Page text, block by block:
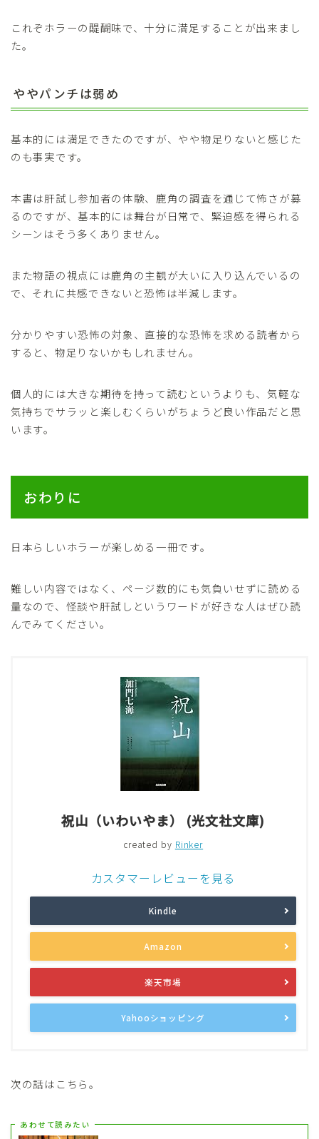
これぞホラーの醍醐味で、十分に満足することが出来まし
た。
ややパンチは弱め
基本的には満足できたのですが、やや物足りないと感じた
のも事実です。
本書は肝試し参加者の体験、鹿角の調査を通じて怖さが募
るのですが、基本的には舞台が日常で、緊迫感を得られる
シーンはそう多くありません。
また物語の視点には鹿角の主観が大いに入り込んでいるの
で、それに共感できないと恐怖は半減します。
分かりやすい恐怖の対象、直接的な恐怖を求める読者から
すると、物足りないかもしれません。
個人的には大きな期待を持って読むというよりも、気軽な
気持ちでサラッと楽しむくらいがちょうど良い作品だと思
います。
おわりに
日本らしいホラーが楽しめる一冊です。
難しい内容ではなく、ページ数的にも気負いせずに読める
量なので、怪談や肝試しというワードが好きな人はぜひ読
んでみてください。
祝山（いわいやま） (光文社文庫)
created by Rinker
カスタマーレビューを見る
Kindle
Amazon
楽天市場
Yahooショッピング
次の話はこちら。
あわせて読みたい